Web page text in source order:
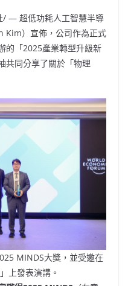
/ — 超低功耗人工智慧半導
Kim）宣佈，公司作為正式
的「2025產業轉型升級新
共同分享了關於「物理
MINDS大獎，並受邀在
上發表演講。